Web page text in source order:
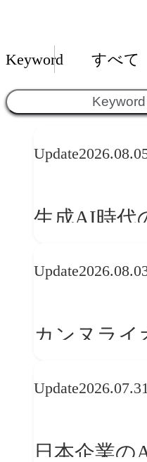
Insights一覧
Keyword すべて
Update
生成AI時代
学ぶ「動的
Update
カンヌライ
──「優れた
Update2026.07.31
日本企業の